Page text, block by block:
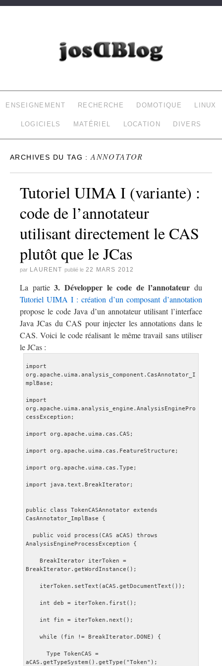
ENSEIGNEMENT RECHERCHE DOMOTIQUE LINUX
LOGICIELS MATÉRIEL LOCATION DIVERS
ARCHIVES DU TAG :ANNOTATOR
Tutoriel UIMA I (variante) :
code de l’annotateur
utilisant directement le CAS
plutôt que le JCas
par LAURENT publié le 22 MARS 2012
La partie3. Développer le code de l’annotateur du
Tutoriel UIMA I : création d’un composant d’annotation
propose le code Java d’un annotateur utilisant l’interface
Java JCas du CAS pour injecter les annotations dans le
CAS. Voici le code réalisant le même travail sans utiliser
le JCas :
import
org.apache.uima.analysis_component.CasAnnotator_I
mplBase;
import
org.apache.uima.analysis_engine.AnalysisEnginePro
cessException;
import org.apache.uima.cas.CAS;
import org.apache.uima.cas.FeatureStructure;
import org.apache.uima.cas.Type;
import java.text.BreakIterator;
public class TokenCASAnnotator extends
CasAnnotator_ImplBase {
public void process(CAS aCAS) throws
AnalysisEngineProcessException {
BreakIterator iterToken =
BreakIterator.getWordInstance();
iterToken.setText(aCAS.getDocumentText());
int deb = iterToken.first();
int fin = iterToken.next();
while (fin != BreakIterator.DONE) {
Type TokenCAS =
aCAS.getTypeSystem().getType("Token");